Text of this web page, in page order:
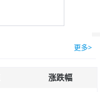
更多>
涨跌幅